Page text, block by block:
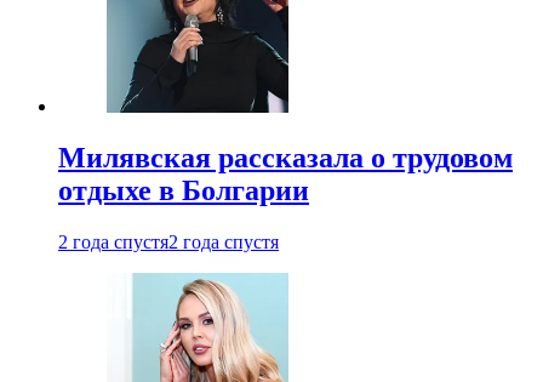
Милявская рассказала о трудовом
отдыхе в Болгарии
2 года спустя2 года спустя